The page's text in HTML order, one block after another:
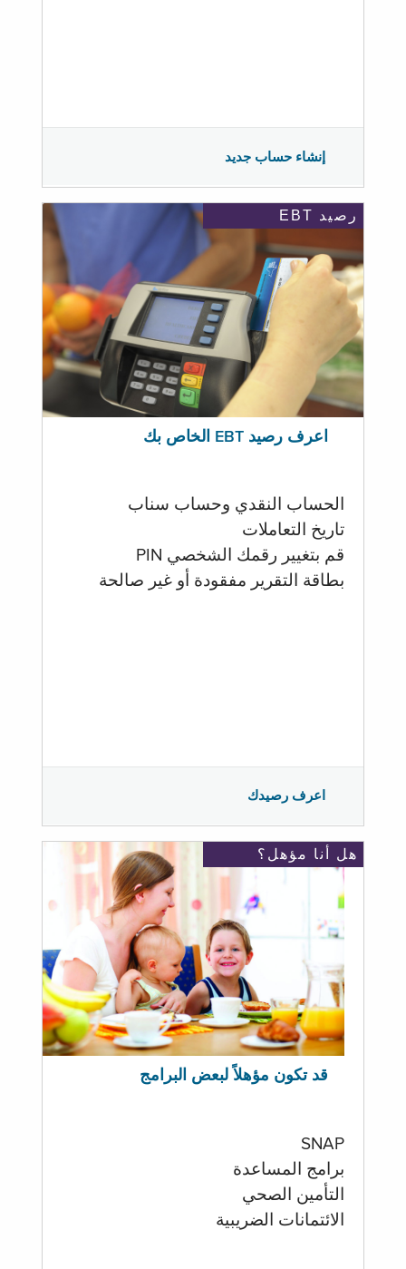
إنشاء حساب جديد
رصيد EBT
اعرف رصيد EBT الخاص بك
الحساب النقدي وحساب سناب
تاريخ التعاملات
قم بتغيير رقمك الشخصي PIN
بطاقة التقرير مفقودة أو غير صالحة
اعرف رصيدك
هل أنا مؤهل؟
قد تكون مؤهلاً لبعض البرامج
SNAP
برامج المساعدة
التأمين الصحي
الائتمانات الضريبية